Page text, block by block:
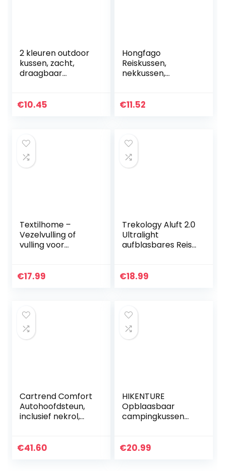
2 kleuren outdoor
kussen, zacht,
draagbaar
opblaasbaar
wandelen…
€10.45
Hongfago
Reiskussen,
nekkussen,
nekkussen,
voor kinderen en…
€11.52
Textilhome –
Vezelvulling of
vulling voor
knutselen 100%
€17.99
Trekology Aluft 2.0
Ultralight
aufblasbares Reise
kompakt,
€18.99
Cartrend Comfort
Autohoofdsteun,
inclusief nekrol,
traagschuim
€41.60
HIKENTURE
Opblaasbaar
campingkussen
reiskussen,
€20.99